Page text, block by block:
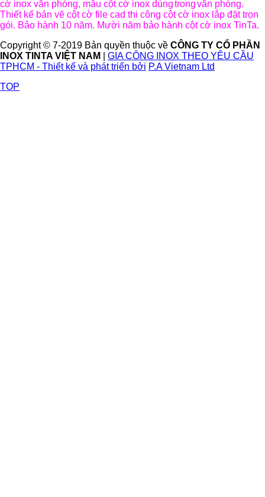
cờ inox văn phòng, mẫu cột cờ inox dùngtrongvăn phòng.
Thiết kế bản vẽ cột cờ file cad thi công cột cờ inox lắp đặt trọn
gói. Bảo hành 10 năm. Mười năm bảo hành cột cờ inox TinTa.
Copyright © 7-2019 Bản quyền thuộc về CÔNG TY CỔ PHẦN
INOX TINTA VIỆT NAM
GIA CÔNG INOX THEO YÊU CẦU
TPHCM - Thiết kế và phát triển bởi P.A Vietnam Ltd
TOP